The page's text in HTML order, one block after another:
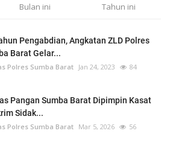
Bulan ini Tahun ini
Pengabdian, Angkatan ZLD Polres
Barat Gelar...
Polres Sumba Barat Jan 24, 2023 84
Pangan Sumba Barat Dipimpin Kasat
Sidak...
Polres Sumba Barat Mar 5, 2026 56